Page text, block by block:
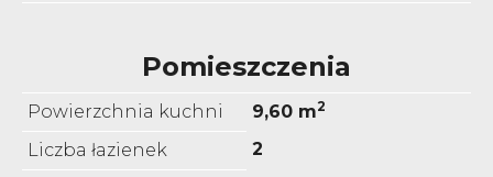
Pomieszczenia
Powierzchnia kuchni 9,60 m2
Liczba łazienek
2